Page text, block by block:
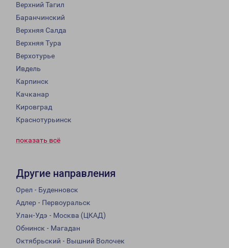
Верхний Тагил
Баранчинский
Верхняя Салда
Верхняя Тура
Верхотурье
Ивдель
Карпинск
Качканар
Кировград
Краснотурьинск
показать всё
Другие направления
Орел - Буденновск
Адлер - Первоуральск
Улан-Удэ - Москва (ЦКАД)
Обнинск - Магадан
Октябрьский - Вышний Волочек